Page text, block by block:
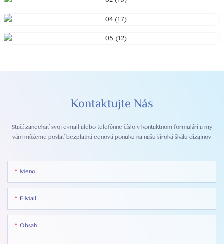
Kontaktujte Nás
Stačí zanechať svoj e-mail alebo telefónne číslo v kontaktnom formulári a my
vám môžeme poslať bezplatnú cenovú ponuku na našu širokú škálu dizajnov
Meno
E-Mail
Obsah